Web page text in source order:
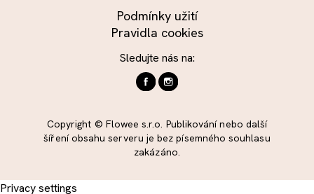
Podmínky užití
Pravidla cookies
Sledujte nás na:
Copyright © Flowee s.r.o. Publikování nebo další
šíření obsahu serveru je bez písemného souhlasu
zakázáno.
Privacy settings